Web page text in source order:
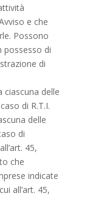
e che
Possono
possesso di
di
ciascuna delle
di R.T.I.
delle
di
45,
che
indicate
all’art. 45,